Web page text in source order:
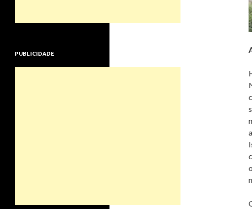
PUBLICIDADE